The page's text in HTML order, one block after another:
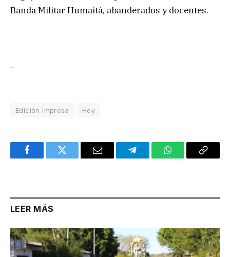
Banda Militar Humaitá, abanderados y docentes.
.
Edición Impresa Hoy
FacebookTwitter Email TelegramWhatsAppCopy
LEER MÁS